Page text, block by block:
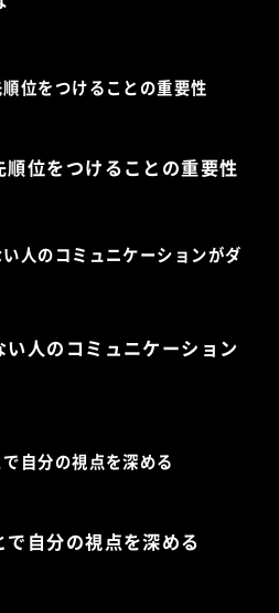
位をつけることの重要性
人のコミュニケーション
自分の視点を深める